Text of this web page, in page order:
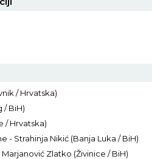
/ Hrvatska)
/ BiH)
/ Hrvatska)
- Strahinja Nikić (Banja Luka / BiH)
Zlatko (Živinice / BiH)